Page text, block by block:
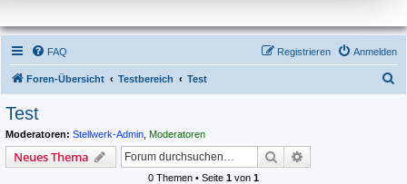
FAQ Anmelden
Registrieren
Foren-Übersicht Testbereich Test
Test
Moderatoren: Stellwerk-Admin Moderatoren
Neues Thema Suche
0 Themen • Seite 1 von 1